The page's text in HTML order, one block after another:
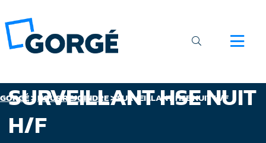
GORGÉ>NOUS REJOINDRE>SURVEILLANT HSE NUIT H/F
SURVEILLANT HSE NUIT
H/F